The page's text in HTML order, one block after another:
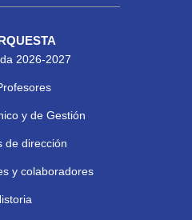
2026-2027
y de Gestión
de dirección
y colaboradores